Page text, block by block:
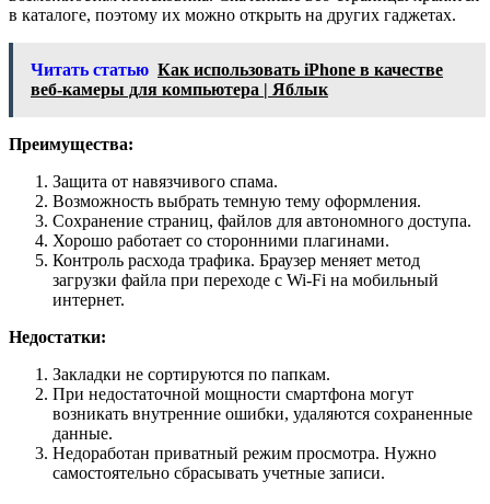
в каталоге, поэтому их можно открыть на других гаджетах.
Читать статью Как использовать iPhone в качестве
веб-камеры для компьютера | Яблык
Преимущества:
Защита от навязчивого спама.
Возможность выбрать темную тему оформления.
Сохранение страниц, файлов для автономного доступа.
Хорошо работает со сторонними плагинами.
Контроль расхода трафика. Браузер меняет метод
загрузки файла при переходе с Wi-Fi на мобильный
интернет.
Недостатки:
Закладки не сортируются по папкам.
При недостаточной мощности смартфона могут
возникать внутренние ошибки, удаляются сохраненные
данные.
Недоработан приватный режим просмотра. Нужно
самостоятельно сбрасывать учетные записи.